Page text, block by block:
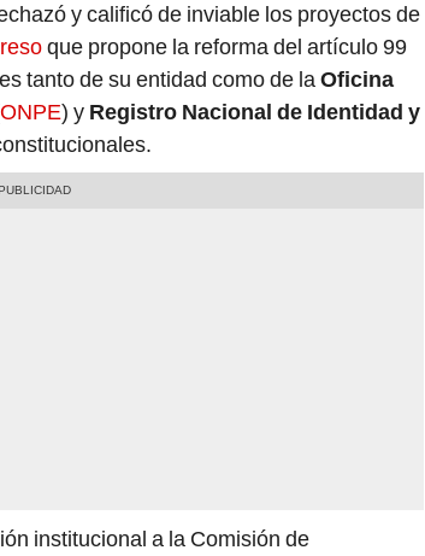
y calificó de inviable los proyectos de
que propone la reforma del artículo 99
tanto de su entidad como de la Oficina
ONPE) y Registro Nacional de Identidad y
institucional a la Comisión de